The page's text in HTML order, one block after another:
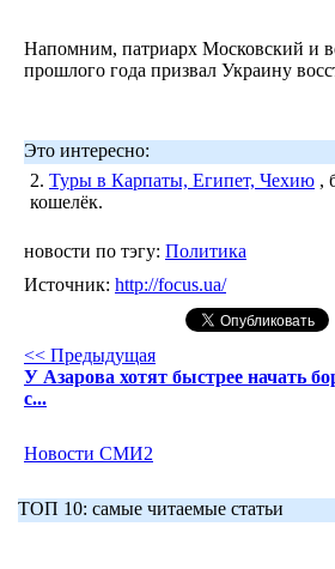
Напомним, патриарх Московский и
прошлого года призвал Украину
Это интересно:
2. Туры в Карпаты, Египет, Чехию ,
кошелёк.
новости по тэгу: Политика
Источник: http://focus.ua/
<< Предыдущая
У Азарова хотят быстрее начать
с...
Новости СМИ2
ТОП 10: самые читаемые статьи